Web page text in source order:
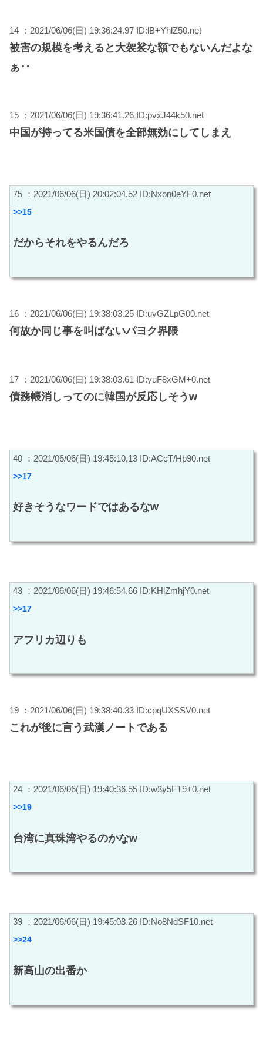
14 ：2021/06/06(日) 19:36:24.97 ID:lB+YhlZ50.net
被害の規模を考えると大袈裟な額でもないんだよな
ぁ‥
15 ：2021/06/06(日) 19:36:41.26 ID:pvxJ44k50.net
中国が持ってる米国債を全部無効にしてしまえ
75 ：2021/06/06(日) 20:02:04.52 ID:Nxon0eYF0.net
>>15
だからそれをやるんだろ
16 ：2021/06/06(日) 19:38:03.25 ID:uvGZLpG00.net
何故か同じ事を叫ばないパヨク界隈
17 ：2021/06/06(日) 19:38:03.61 ID:yuF8xGM+0.net
債務帳消しってのに韓国が反応しそうw
40 ：2021/06/06(日) 19:45:10.13 ID:ACcT/Hb90.net
>>17
好きそうなワードではあるなw
43 ：2021/06/06(日) 19:46:54.66 ID:KHlZmhjY0.net
>>17
アフリカ辺りも
19 ：2021/06/06(日) 19:38:40.33 ID:cpqUXSSV0.net
これが後に言う武漢ノートである
24 ：2021/06/06(日) 19:40:36.55 ID:w3y5FT9+0.net
>>19
台湾に真珠湾やるのかなw
39 ：2021/06/06(日) 19:45:08.26 ID:No8NdSF10.net
>>24
新高山の出番か